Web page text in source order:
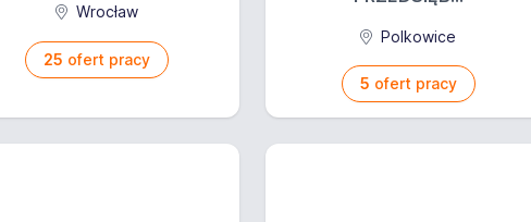
Wrocław
25 ofert pracy
Polkowice
5 ofert pracy